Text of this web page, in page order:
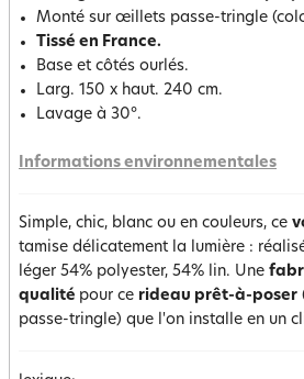
Monté sur œillets passe-tringle
Tissé en France.
Base et côtés ourlés.
Larg. 150 x haut. 240 cm.
Lavage à 30°.
Informations environnementales
Simple, chic, blanc ou en couleurs, ce
tamise délicatement la lumière :
léger 54% polyester, 54% lin. Une
qualité pour ce rideau prêt-à-poser
passe-tringle) que l'on installe en un